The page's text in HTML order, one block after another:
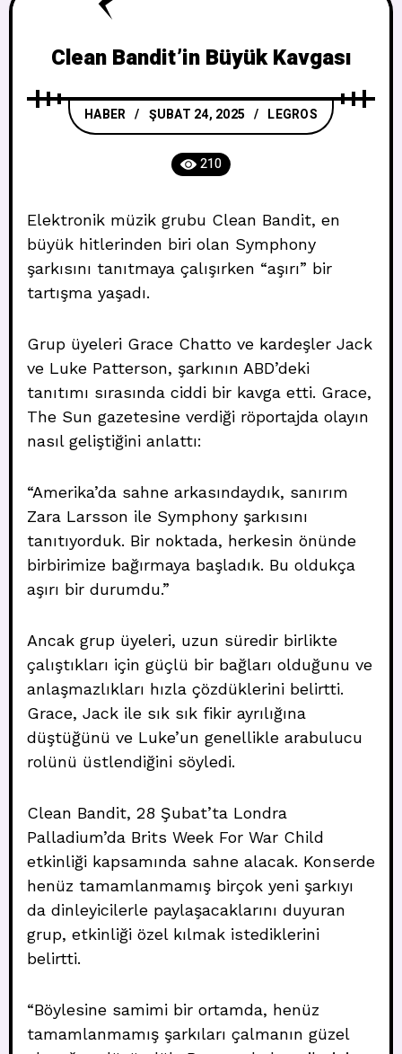
Clean Bandit’in Büyük Kavgası
HABER ŞUBAT 24, 2025 LEGROS
210
Elektronik müzik grubu Clean Bandit, en
büyük hitlerinden biri olan Symphony
şarkısını tanıtmaya çalışırken “aşırı” bir
tartışma yaşadı.
Grup üyeleri Grace Chatto ve kardeşler Jack
ve Luke Patterson, şarkının ABD’deki
tanıtımı sırasında ciddi bir kavga etti. Grace,
The Sun gazetesine verdiği röportajda olayın
nasıl geliştiğini anlattı:
“Amerika’da sahne arkasındaydık, sanırım
Zara Larsson ile Symphony şarkısını
tanıtıyorduk. Bir noktada, herkesin önünde
birbirimize bağırmaya başladık. Bu oldukça
aşırı bir durumdu.”
Ancak grup üyeleri, uzun süredir birlikte
çalıştıkları için güçlü bir bağları olduğunu ve
anlaşmazlıkları hızla çözdüklerini belirtti.
Grace, Jack ile sık sık fikir ayrılığına
düştüğünü ve Luke’un genellikle arabulucu
rolünü üstlendiğini söyledi.
Clean Bandit, 28 Şubat’ta Londra
Palladium’da Brits Week For War Child
etkinliği kapsamında sahne alacak. Konserde
henüz tamamlanmamış birçok yeni şarkıyı
da dinleyicilerle paylaşacaklarını duyuran
grup, etkinliği özel kılmak istediklerini
belirtti.
“Böylesine samimi bir ortamda, henüz
tamamlanmamış şarkıları çalmanın güzel